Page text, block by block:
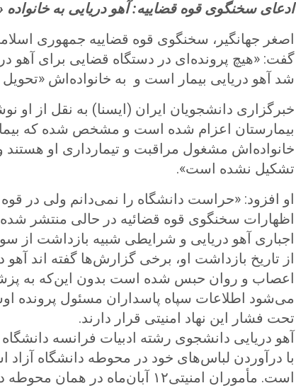
ادعای سخنگوی قوه قضاییه: آهو دریایی به
گفت: «هیچ پرونده‌ای در دستگاه قضایی برای
شد آهو دریایی بیمار است و به خانواده‌اش
خبرگزاری دانشجویان ایران (ایسنا) به نقل از او
بیمارستان اعزام شده است و مشخص شده که
خانواده‌اش مشغول مراقبت و تیمارداری او هستند
تشکیل نشده است».
او افزود:‌ «حراست دانشگاه را نمی‌دانم ولی در
اظهارات سخنگوی قوه قضائیه در حالی منتشر
اجباری آهو دریایی و شرایطی شبیه بازداشت از
از تاریخ بازداشت او، برخی گزارش‌ها گفته‌ اند آهو
اعصاب و روان حبس شده است بدون این‌که به
می‌شود اطلاعات سپاه پاسداران مسئول پرونده
تحت فشار این نهاد امنیتی قرار دارند.
آهو دریایی دانشجوی رشته ادبیات فرانسه
با درآوردن لباس‌های خود در محوطه دانشگاه
است. مأموران امنیتی۱۲ آبان‌ماه